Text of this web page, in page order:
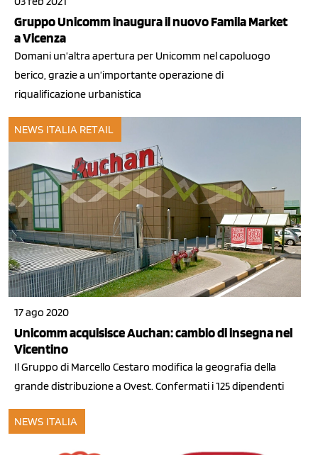
Gruppo Unicomm inaugura il nuovo Famila Market
a Vicenza
Domani un’altra apertura per Unicomm nel capoluogo
berico, grazie a un’importante operazione di
riqualificazione urbanistica
NEWS ITALIA RETAIL
17 ago 2020
Unicomm acquisisce Auchan: cambio di insegna nel
Vicentino
Il Gruppo di Marcello Cestaro modifica la geografia della
grande distribuzione a Ovest. Confermati i 125 dipendenti
NEWS ITALIA